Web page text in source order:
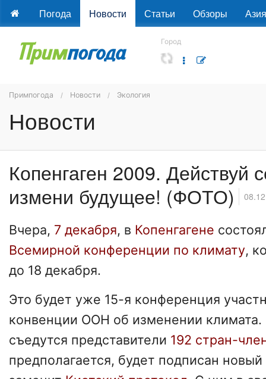
Погода Новости Статьи Обзоры Азия
Город
Примпогода Новости Экология
Новости
Копенгаген 2009. Действуй
измени будущее! (ФОТО)
Вчера, 7 декабря, в Копенгагене
Всемирной конференции по климату,
до 18 декабря.
Это будет уже 15-я конференция
конвенции ООН об изменении климата.
съедутся представители 192 стран-
предполагается, будет подписан